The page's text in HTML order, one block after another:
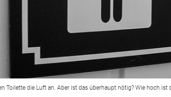
Toilette die Luft an. Aber ist das überhaupt nötig? Wie hoch